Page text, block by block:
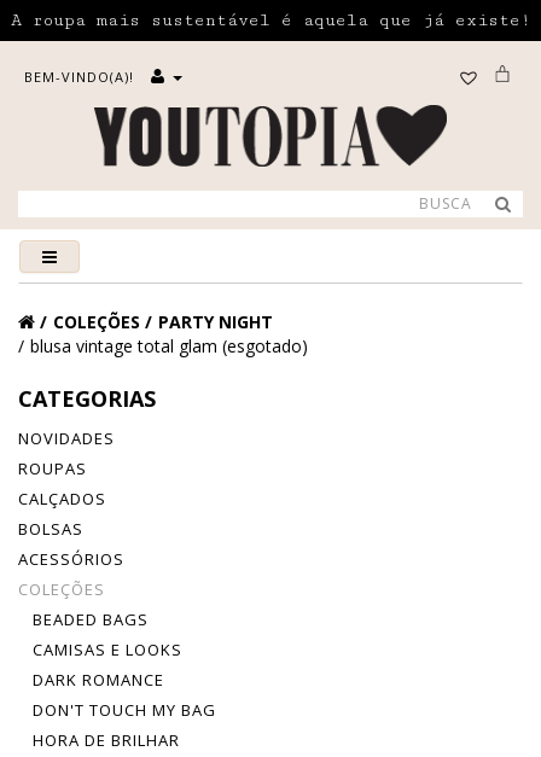
A roupa mais sustentável é aquela que já existe!
BEM-VINDO(A)!
COLEÇÕES
PARTY NIGHT
blusa vintage total glam (esgotado)
CATEGORIAS
NOVIDADES
ROUPAS
CALÇADOS
BOLSAS
ACESSÓRIOS
COLEÇÕES
BEADED BAGS
CAMISAS E LOOKS
DARK ROMANCE
DON'T TOUCH MY BAG
HORA DE BRILHAR